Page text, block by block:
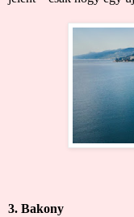
3. Bakony